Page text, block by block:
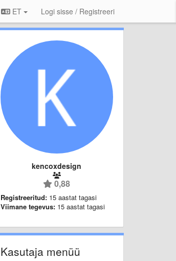
ET Logi sisse / Registreeri
kencoxdesign
0,88
Registreeritud: 15 aastat tagasi
Viimane tegevus: 15 aastat tagasi
Kasutaja menüü